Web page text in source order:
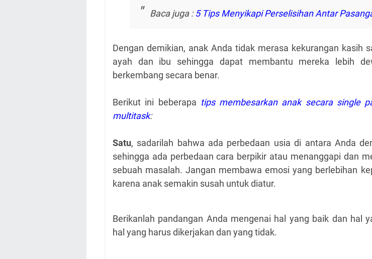
Baca juga :5 Tips Menyikapi Perselisihan Antar
Dengan demikian, anak Anda tidak merasa kekurangan kasih
ayah dan ibu sehingga dapat membantu mereka lebih
berkembang secara benar.
Berikut ini beberapa tips membesarkan anak secara single
multitask:
Satu, sadarilah bahwa ada perbedaan usia di antara Anda
sehingga ada perbedaan cara berpikir atau menanggapi dan
sebuah masalah. Jangan membawa emosi yang berlebihan
karena anak semakin susah untuk diatur.
Berikanlah pandangan Anda mengenai hal yang baik dan hal
hal yang harus dikerjakan dan yang tidak.